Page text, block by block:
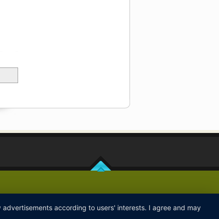
according to users' interests. I agree and may